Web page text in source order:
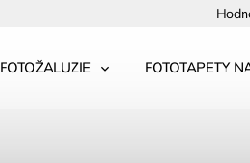
FOTOŽALUZIE FOTOTAPETY